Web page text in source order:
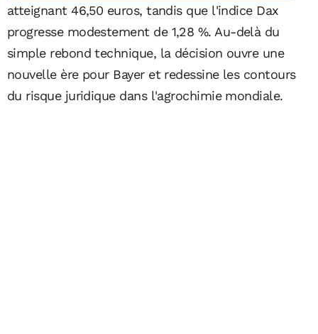
atteignant 46,50 euros, tandis que l'indice Dax
progresse modestement de 1,28 %. Au-delà du
simple rebond technique, la décision ouvre une
nouvelle ère pour Bayer et redessine les contours
du risque juridique dans l'agrochimie mondiale.